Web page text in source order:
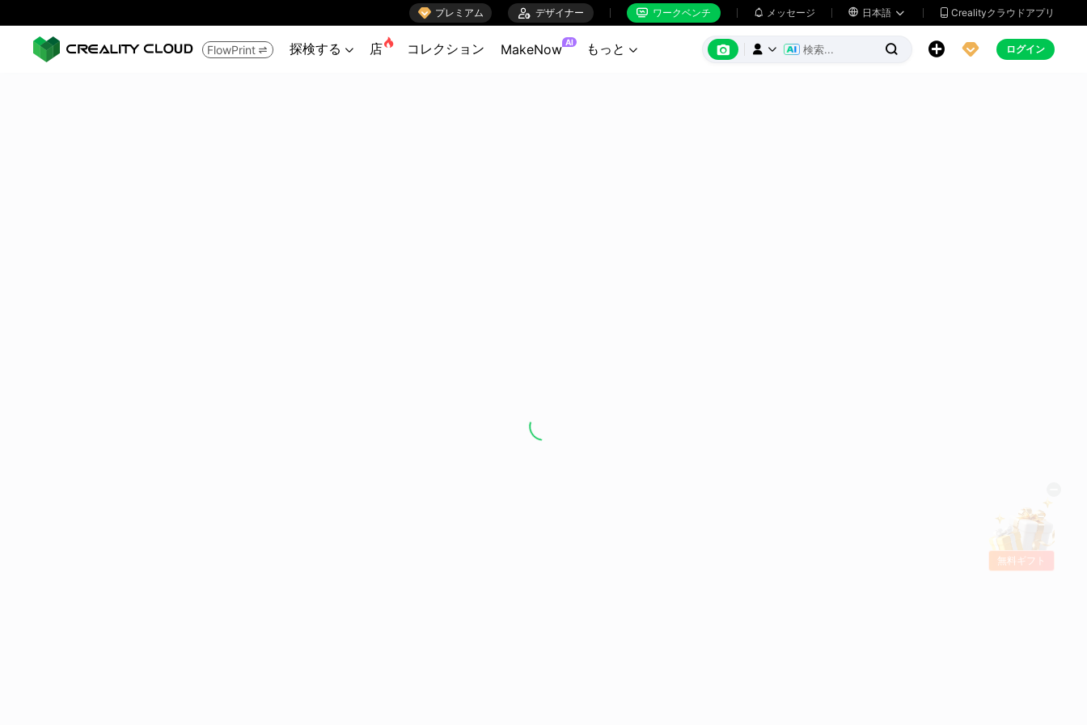
 プレミアム  デザイナー  ワークベンチ  メッセージ  日本語   Crealityクラウドアプリ
FlowPrint  探検する  店 コレクション MakeNow AI もっと        ログイン
無料ギフト